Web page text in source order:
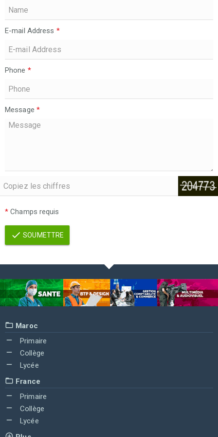
E-mail Address *
Phone *
Message *
* Champs requis
SOUMETTRE
Maroc
Primaire
Collège
Lycée
France
Primaire
Collège
Lycée